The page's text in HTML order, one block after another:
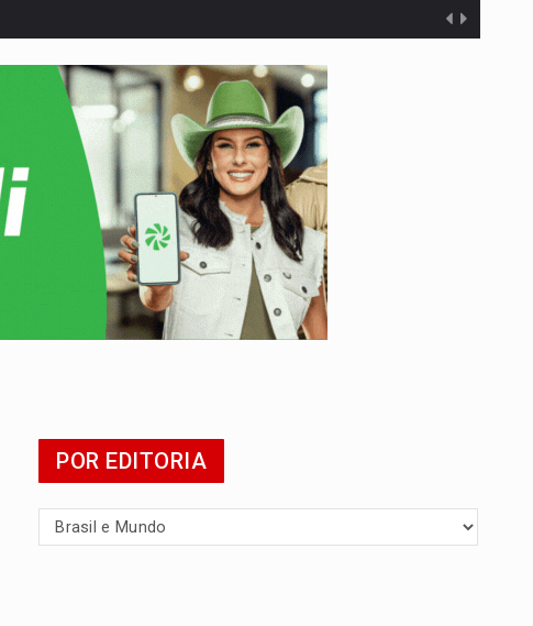
POR EDITORIA